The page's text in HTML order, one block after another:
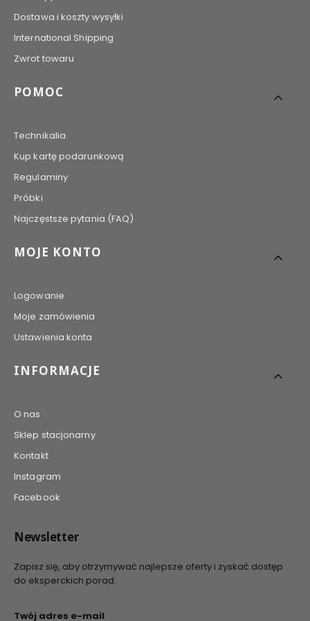
Dostawa i koszty wysyłki
International Shipping
Zwrot towaru
POMOC
Technikalia.
Kup kartę podarunkową
Regulaminy
Próbki
Najczęstsze pytania (FAQ)
MOJE KONTO
Logowanie
Moje zamówienia
Ustawienia konta
INFORMACJE
O nas
Sklep stacjonarny
Kontakt
Instagram
Facebook
Newsletter
Zapisz się, aby otrzymywać najlepsze oferty i zyskać dostęp
do eksperckich porad.
Twój adres e-mail